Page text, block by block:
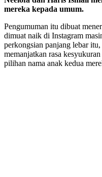
mereka kepada umum.
Pengumuman itu dibuat
dimuat naik di Instagram
perkongsian panjang lebar
memanjatkan rasa
pilihan nama anak kedua